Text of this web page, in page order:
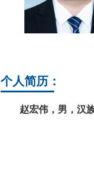
个人简历：
赵宏伟，男，汉